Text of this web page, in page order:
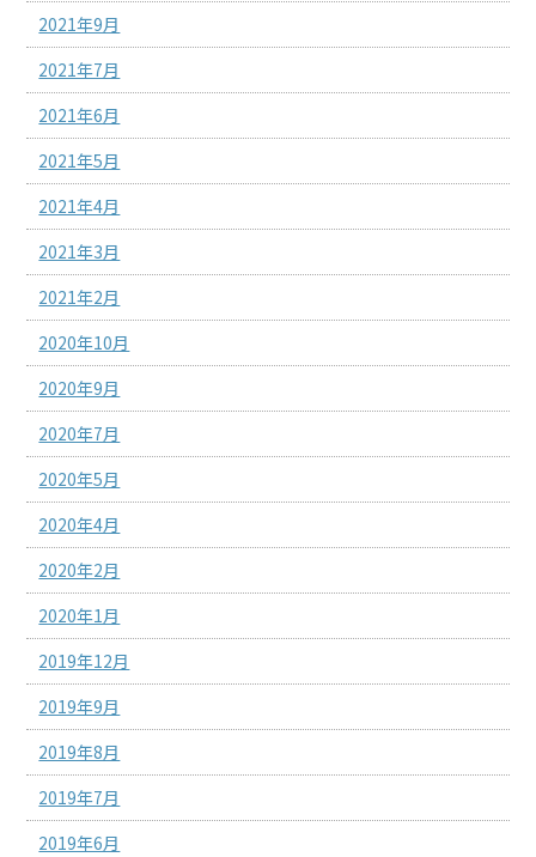
2021年9月
2021年7月
2021年6月
2021年5月
2021年4月
2021年3月
2021年2月
2020年10月
2020年9月
2020年7月
2020年5月
2020年4月
2020年2月
2020年1月
2019年12月
2019年9月
2019年8月
2019年7月
2019年6月